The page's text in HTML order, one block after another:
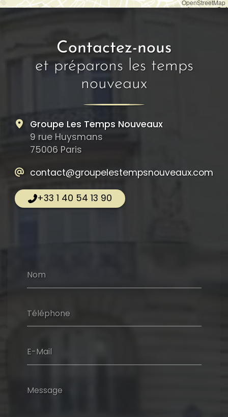
OpenStreetMap
Contactez-nous
et préparons les temps
nouveaux
Nom
Téléphone
E-Mail
Message
Groupe Les Temps Nouveaux
9 rue Huysmans
75006 Paris
contact@groupelestempsnouveaux.com
+33 1 40 54 13 90